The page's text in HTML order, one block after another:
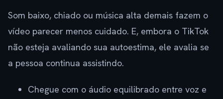
Som baixo, chiado ou música alta demais fazem o
vídeo parecer menos cuidado. E, embora o TikTok
não esteja avaliando sua autoestima, ele avalia se
a pessoa continua assistindo.
Chegue com o áudio equilibrado entre voz e